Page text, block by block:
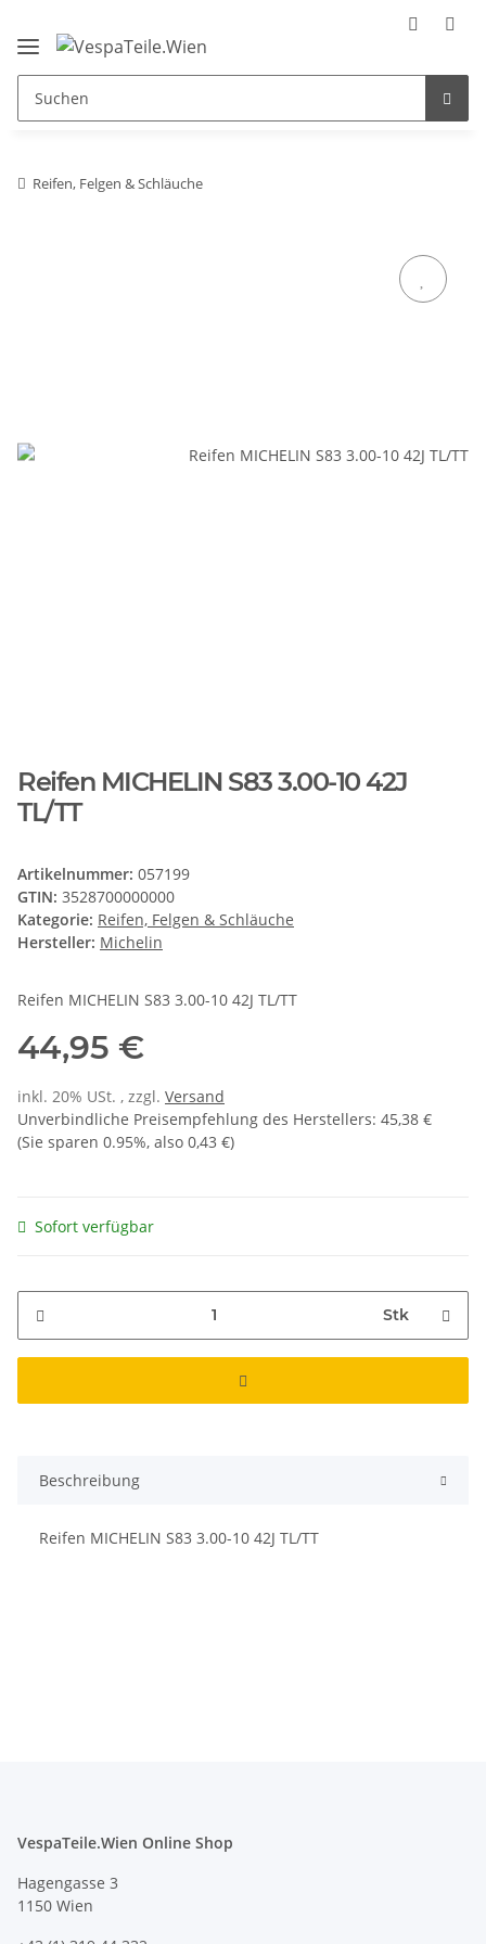
Reifen, Felgen & Schläuche
Reifen MICHELIN S83 3.00-10 42J
TL/TT
Artikelnummer: 057199
GTIN: 3528700000000
Kategorie: Reifen, Felgen & Schläuche
Hersteller: Michelin
Reifen MICHELIN S83 3.00-10 42J TL/TT
44,95 €
inkl. 20% USt. , zzgl. Versand
Unverbindliche Preisempfehlung des Herstellers: 45,38 €
(Sie sparen 0.95%, also 0,43 €)
Sofort verfügbar
Stk
Beschreibung
Reifen MICHELIN S83 3.00-10 42J TL/TT
VespaTeile.Wien Online Shop
Hagengasse 3
1150 Wien